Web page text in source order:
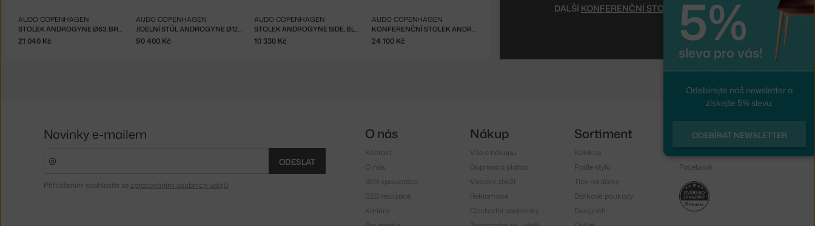
STOLEK ANDROGYNE Ø63, BRUSHED STEEL
AUDO COPENHAGEN
21 040 Kč
JÍDELNÍ STŮL ANDROGYNE Ø120, NATURAL OAK
AUDO COPENHAGEN
90 400 Kč
STOLEK ANDROGYNE SIDE, BLACK
AUDO COPENHAGEN
10 330 Kč
KONFERENČNÍ STOLEK ANDROGYNE, DARK
AUDO COPENHAGEN
24 100 Kč
DALŠÍ KONFERENČNÍ STOLKY 5%
sleva pro vás!
Odebírejte náš newsletter a
získejte 5% slevu.
ODEBÍRAT NEWSLETTER
Novinky e-mailem
ODESLAT
Přihlášením souhlasíte se zpracováním osobních údajů
O nás
Kontakt
O nás
B2B spolupráce
B2B realizace
Kariéra
Nákup
Vše o nákupu
Doprava a platba
Vrácení zboží
Reklamace
Obchodní podmínky
Sortiment
Kolekce
Podle stylu
Tipy na dárky
Dárkové poukazy
Designéři
Sledujte nás
Facebook